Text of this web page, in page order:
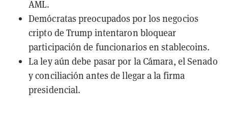
AML.
Demócratas preocupados por los negocios
cripto de Trump intentaron bloquear
participación de funcionarios en stablecoins.
La ley aún debe pasar por la Cámara, el Senado
y conciliación antes de llegar a la firma
presidencial.